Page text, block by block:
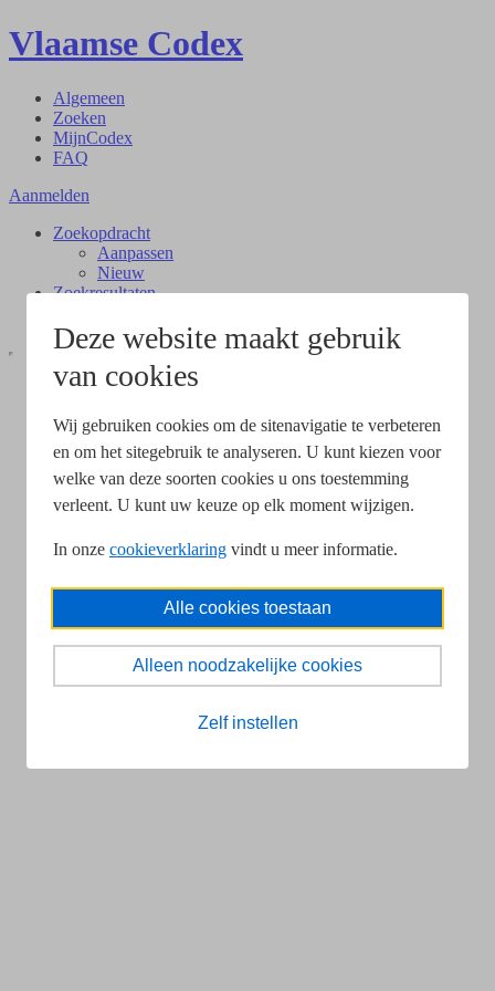
Deze website maakt gebruik
van cookies
Wij gebruiken cookies om de sitenavigatie te verbeteren
en om het sitegebruik te analyseren. U kunt kiezen voor
welke van deze soorten cookies u ons toestemming
verleent. U kunt uw keuze op elk moment wijzigen.
In onze cookieverklaring vindt u meer informatie.
Alle cookies toestaan
Alleen noodzakelijke cookies
Zelf instellen
Vlaamse Codex
Algemeen
Zoeken
MijnCodex
FAQ
Aanmelden
Zoekopdracht
Aanpassen
Nieuw
Zoekresultaten